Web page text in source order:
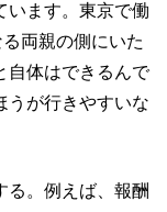
います。東京で働
両親の側にいた
自体はできるんで
うが行きやすいな
る。例えば、報酬